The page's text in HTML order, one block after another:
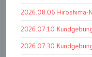
2026.08.06 Hiroshima-
2026.07.10
2026.07.30